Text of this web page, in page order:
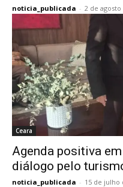
noticia_publicada - 2 de agosto
Ceara
Agenda positiva
diálogo pelo
noticia_publicada - 15 de julho